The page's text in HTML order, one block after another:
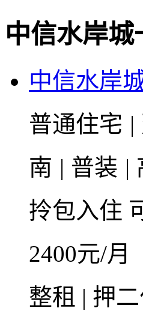
中信水岸城
中信水岸
普通住宅 |
南 | 普装 |
拎包入住
2400元/月
整租 | 押